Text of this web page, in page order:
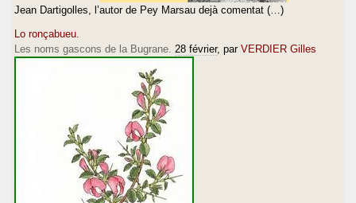
Jean Dartigolles, l’autor de Pey Marsau dejà comentat (…)
Lo ronçabueu.
Les noms gascons de la Bugrane. 28 février, par VERDIER Gilles